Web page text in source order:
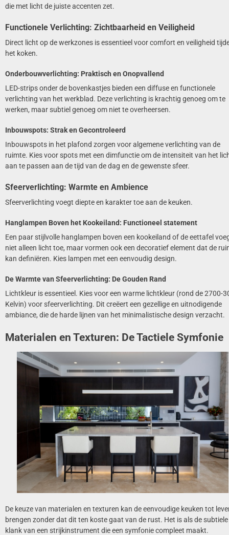
die met licht de juiste accenten zet.
Functionele Verlichting: Zichtbaarheid en Veiligheid
Direct licht op de werkzones is essentieel voor comfort en veiligheid
het koken.
Onderbouwverlichting: Praktisch en Onopvallend
LED-strips onder de bovenkastjes bieden een diffuse en functionele
verlichting van het werkblad. Deze verlichting is krachtig genoeg om te
werken, maar subtiel genoeg om niet te overheersen.
Inbouwspots: Strak en Gecontroleerd
Inbouwspots in het plafond zorgen voor algemene verlichting van de
ruimte. Kies voor spots met een dimfunctie om de intensiteit van het
aan te passen aan de tijd van de dag en de gewenste sfeer.
Sfeerverlichting: Warmte en Ambience
Sfeerverlichting voegt diepte en karakter toe aan de keuken.
Hanglampen Boven het Kookeiland: Functioneel statement
Een paar stijlvolle hanglampen boven een kookeiland of de eettafel
niet alleen licht toe, maar vormen ook een decoratief element dat de
kan definiëren. Kies lampen met een eenvoudig design.
De Warmte van Sfeerverlichting: De Gouden Rand
Lichtkleur is essentieel. Kies voor een warme lichtkleur (rond de 2700-
Kelvin) voor sfeerverlichting. Dit creëert een gezellige en uitnodigende
ambiance, die de harde lijnen van het minimalistische design verzacht.
Materialen en Texturen: De Tactiele Symfonie
De keuze van materialen en texturen kan de eenvoudige keuken tot
brengen zonder dat dit ten koste gaat van de rust. Het is als de subtiele
klank van een strijkinstrument die een symfonie compleet maakt.